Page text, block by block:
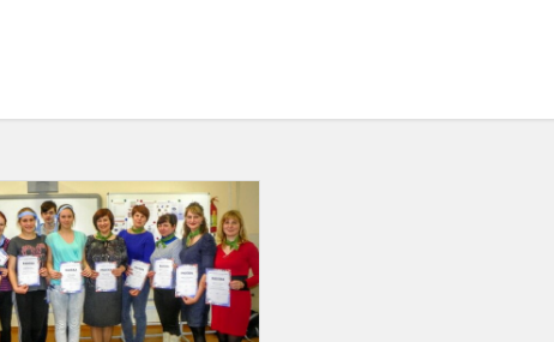
pasaulio
labirintus…“